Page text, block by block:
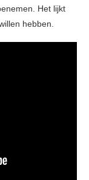
Het lijkt
hebben.